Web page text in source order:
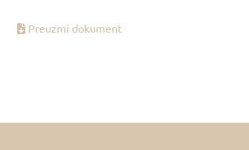
Preuzmi dokument